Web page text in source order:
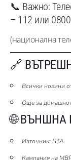
📞 Важно:
– 112 или
(национална
🔗
Всички новини
Още за
🌐 ВЪНШНА
Източник: БТА
Кампания на